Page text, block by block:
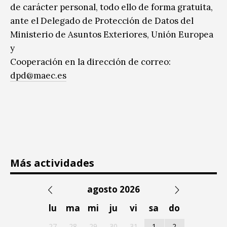
de carácter personal, todo ello de forma gratuita,
ante el Delegado de Protección de Datos del
Ministerio de Asuntos Exteriores, Unión Europea
y
Cooperación en la dirección de correo:
dpd@maec.es
Más actividades
agosto 2026
lu
ma mi ju vi sa do